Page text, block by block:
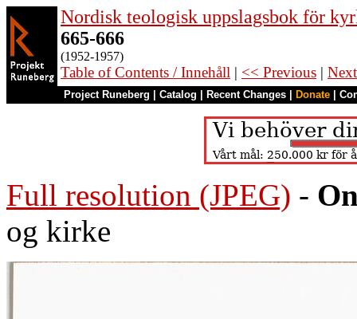
Nordisk teologisk uppslagsbok för
665-666
(1952-1957)
Table of Contents / Innehåll | << Previous |
Project Runeberg Catalog Recent Changes Donate
Full resolution (JPEG) -
og kirke